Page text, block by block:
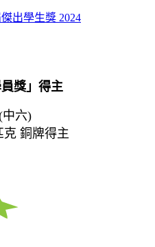
出學生獎 2024
獎」得主
六)
克 銅牌得主